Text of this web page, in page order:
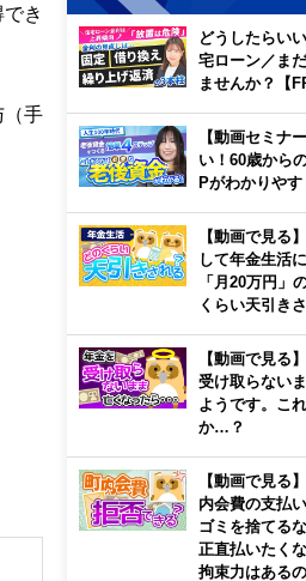
き
（手
どうしたらい
宅ローン／ま
ませんか？【
【動画セミナ
い！60歳から
Pがわかりやす
【動画で見る
して年金生活
「月20万円」
くらい天引き
【動画で見る
受け取らない
ようです。こ
か…？
【動画で見る
内会費の支払
ゴミを捨てる
正直払いたく
拘束力はある